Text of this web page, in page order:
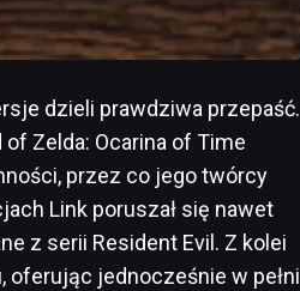
dzieli prawdziwa przepaść.
Zelda: Ocarina of Time
przez co jego twórcy
Link poruszał się nawet
z serii Resident Evil. Z kolei
oferując jednocześnie w pełni